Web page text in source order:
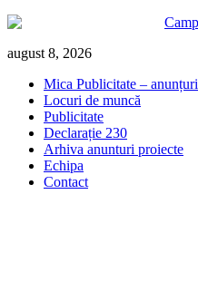
Skip
content
august 8, 2026
Mica Publicitate – anunțuri
Locuri de muncă
Publicitate
Declarație 230
Arhiva anunturi proiecte
Echipa
Contact